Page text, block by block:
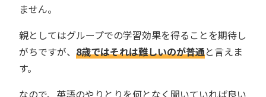
ません。
親としてはグループでの学習効果を得ることを期待し
がちですが、 8歳ではそれは難しいのが普通と言えま
す。
なので、英語のやりとりを何となく聞いていれば良い